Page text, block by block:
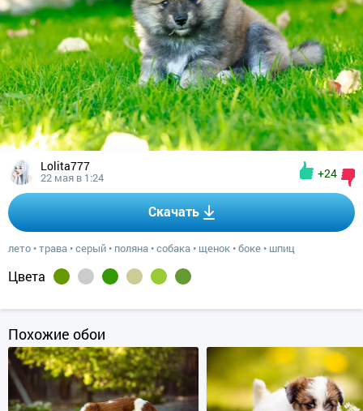
Lolita777
22 мая в 1:24 +24
Скачать
лето •трава •серый • поляна •собака • щенок •боке • шпиц
Цвета
Похожие обои